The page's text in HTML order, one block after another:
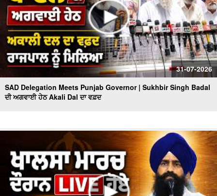
31-07-2026
SAD Delegation Meets Punjab Governor | Sukhbir Singh Badal
ਦੀ ਅਗਵਾਈ ਹੇਠ Akali Dal ਦਾ ਵਫ਼ਦ